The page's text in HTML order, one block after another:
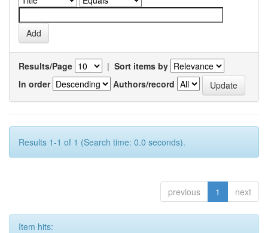
Results/Page | Sort items by
In order
Authors/record
Results 1-1 of 1 (Search time: 0.0 seconds).
previous 1 next
Item hits: